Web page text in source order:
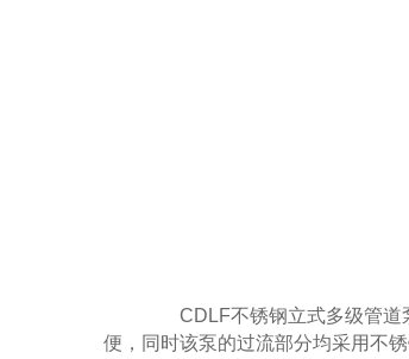
CDLF不锈钢立式多级管道泵
便，同时该泵的过流部分均采用不